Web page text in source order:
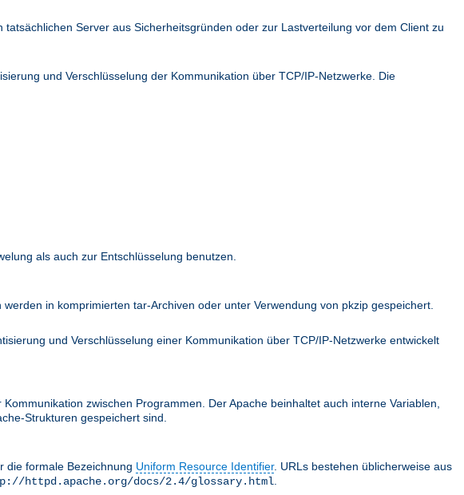
tatsächlichen Server aus Sicherheitsgründen oder zur Lastverteilung vor dem Client zu
und Verschlüsselung der Kommunikation über TCP/IP-Netzwerke. Die
als auch zur Entschlüsselung benutzen.
in komprimierten tar-Archiven oder unter Verwendung von pkzip gespeichert.
und Verschlüsselung einer Kommunikation über TCP/IP-Netzwerke entwickelt
zwischen Programmen. Der Apache beinhaltet auch interne Variablen,
Strukturen gespeichert sind.
die formale Bezeichnung Uniform Resource Identifier. URLs bestehen üblicherweise aus
httpd.apache.org/docs/2.4/glossary.html